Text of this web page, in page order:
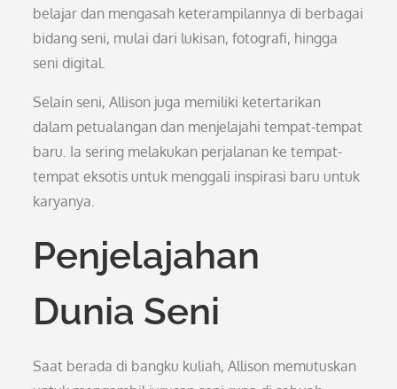
belajar dan mengasah keterampilannya di berbagai
bidang seni, mulai dari lukisan, fotografi, hingga
seni digital.
Selain seni, Allison juga memiliki ketertarikan
dalam petualangan dan menjelajahi tempat-tempat
baru. Ia sering melakukan perjalanan ke tempat-
tempat eksotis untuk menggali inspirasi baru untuk
karyanya.
Penjelajahan
Dunia Seni
Saat berada di bangku kuliah, Allison memutuskan